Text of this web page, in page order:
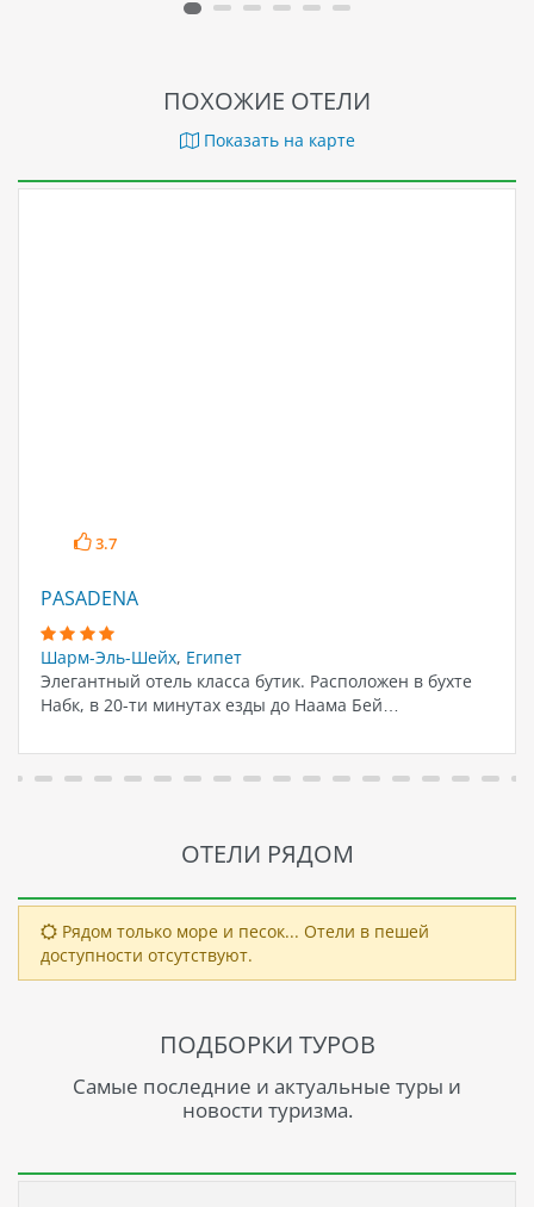
ПОХОЖИЕ ОТЕЛИ
Показать на карте
3.7
PASADENA
Шарм-Эль-Шейх, Египет
Элегантный отель класса бутик. Расположен в бухте
Набк, в 20-ти минутах езды до Наама Бей…
ОТЕЛИ РЯДОМ
Рядом только море и песок... Отели в пешей
доступности отсутствуют.
ПОДБОРКИ ТУРОВ
Самые последние и актуальные туры и
новости туризма.